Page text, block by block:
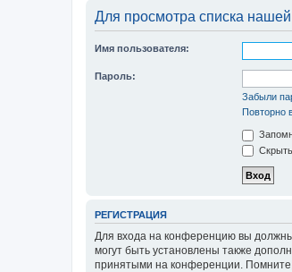
Для просмотра списка
Имя пользователя:
Пароль:
Забыли
Повторно
РЕГИСТРАЦИЯ
Для входа на конференцию вы
могут быть установлены также
принятыми на конференции. Помните,